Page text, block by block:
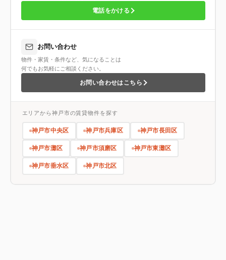
電話をかける
お問い合わせ
物件・家賃・条件など、気になることは
何でもお気軽にご相談ください。
お問い合わせはこちら
エリアから神戸市の賃貸物件を探す
神戸市中央区 神戸市兵庫区 神戸市長田区
神戸市灘区 神戸市須磨区 神戸市東灘区
神戸市垂水区 神戸市北区